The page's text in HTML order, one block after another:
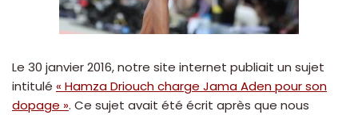
Le 30 janvier 2016, notre site internet publiait un sujet
intitulé « Hamza Driouch charge Jama Aden pour son
dopage ». Ce sujet avait été écrit après que nous